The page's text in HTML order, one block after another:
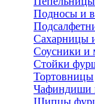
Подносы и
Сахарницы
Соусники и
Стойки
Тортовницы
Чафиндиши
Щипцы